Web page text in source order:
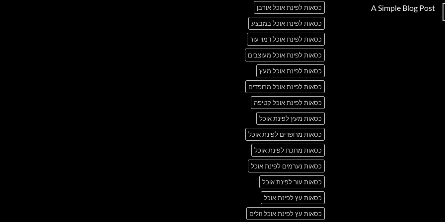
על
A Simple Blog Post
כסאות לפינת אוכל אורבן
כסאות לפינת אוכל במבצע
כסאות לפינת אוכל דמוי עור
כסאות לפינת אוכל מעוצבים
כסאות לפינת אוכל מעץ
כסאות לפינת אוכל מרופדים
כסאות לפינת אוכל קטיפה
כסאות מעץ לפינת אוכל
כסאות מרופדים לפינת אוכל
כסאות מתכת לפינת אוכל
כסאות נערמים לפינת אוכל
כסאות עור לפינת אוכל
כסאות עץ לפינת אוכל
כסאות עץ לפינת אוכל זולים